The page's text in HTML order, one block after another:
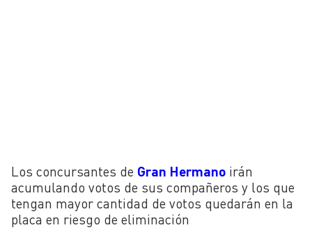
Los concursantes de Gran Hermano irán
acumulando votos de sus compañeros y los que
tengan mayor cantidad de votos quedarán en la
placa en riesgo de eliminación